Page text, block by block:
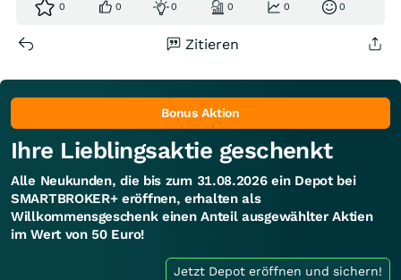
0 0 0 0 0 0
Zitieren
Bonus Aktion
Ihre Lieblingsaktie geschenkt
Alle Neukunden, die bis zum 31.08.2026 ein Depot bei
SMARTBROKER+ eröffnen, erhalten als
Willkommensgeschenk einen Anteil ausgewählter Aktien
im Wert von 50 Euro!
Jetzt Depot eröffnen und sichern!